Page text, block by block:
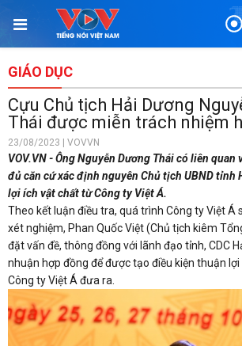
GIÁO DỤC
Cựu Chủ tịch Hải Dương
Thái được miễn trách nhiệm
23/08/2023 | VOVVN
VOV.VN - Ông Nguyễn Dương Thái có liên quan
đủ căn cứ xác định nguyên Chủ tịch UBND tỉnh
lợi ích vật chất từ Công ty Việt Á.
Theo kết luận điều tra, quá trình Công ty Việt Á
xét nghiệm, Phan Quốc Việt (Chủ tịch kiêm
đặt vấn đề, thông đồng với lãnh đạo tỉnh, CDC
nhuận hợp đồng để được tạo điều kiện thuận
Công ty Việt Á đưa ra.